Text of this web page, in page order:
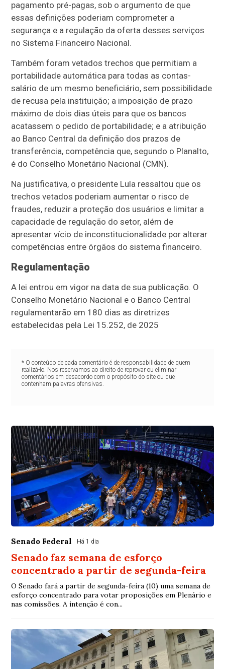
pagamento pré-pagas, sob o argumento de que
essas definições poderiam comprometer a
segurança e a regulação da oferta desses serviços
no Sistema Financeiro Nacional.
Também foram vetados trechos que permitiam a
portabilidade automática para todas as contas-
salário de um mesmo beneficiário, sem possibilidade
de recusa pela instituição; a imposição de prazo
máximo de dois dias úteis para que os bancos
acatassem o pedido de portabilidade; e a atribuição
ao Banco Central da definição dos prazos de
transferência, competência que, segundo o Planalto,
é do Conselho Monetário Nacional (CMN).
Na justificativa, o presidente Lula ressaltou que os
trechos vetados poderiam aumentar o risco de
fraudes, reduzir a proteção dos usuários e limitar a
capacidade de regulação do setor, além de
apresentar vício de inconstitucionalidade por alterar
competências entre órgãos do sistema financeiro.
Regulamentação
A lei entrou em vigor na data de sua publicação. O
Conselho Monetário Nacional e o Banco Central
regulamentarão em 180 dias as diretrizes
estabelecidas pela Lei 15.252, de 2025
* O conteúdo de cada comentário é de responsabilidade de quem
realizá-lo. Nos reservamos ao direito de reprovar ou eliminar
comentários em desacordo com o propósito do site ou que
contenham palavras ofensivas.
Senado Federal Há 1 dia
Senado faz semana de esforço
concentrado a partir de segunda-feira
O Senado fará a partir de segunda-feira (10) uma semana de
esforço concentrado para votar proposições em Plenário e
nas comissões. A intenção é con...